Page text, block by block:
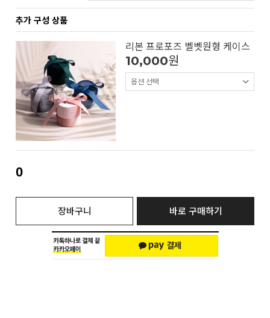
추가 구성 상품
리본 프로포즈 벨벳원형 케이스
10,000원
0
장바구니 바로 구매하기